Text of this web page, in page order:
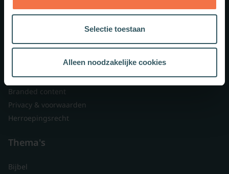
Selectie toestaan
Alleen noodzakelijke cookies
Nieuwsbrieven
Veelgestelde vragen
Contact
Branded content
Privacy & voorwaarden
Herroepingsrecht
Thema's
Bijbel